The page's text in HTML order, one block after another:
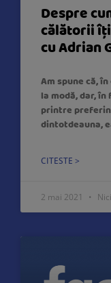
Despre
călătorii
cu Adrian
Am spune că,
la modă, dar,
printre
dintotdeauna,
CITESTE >
2 mai 2021